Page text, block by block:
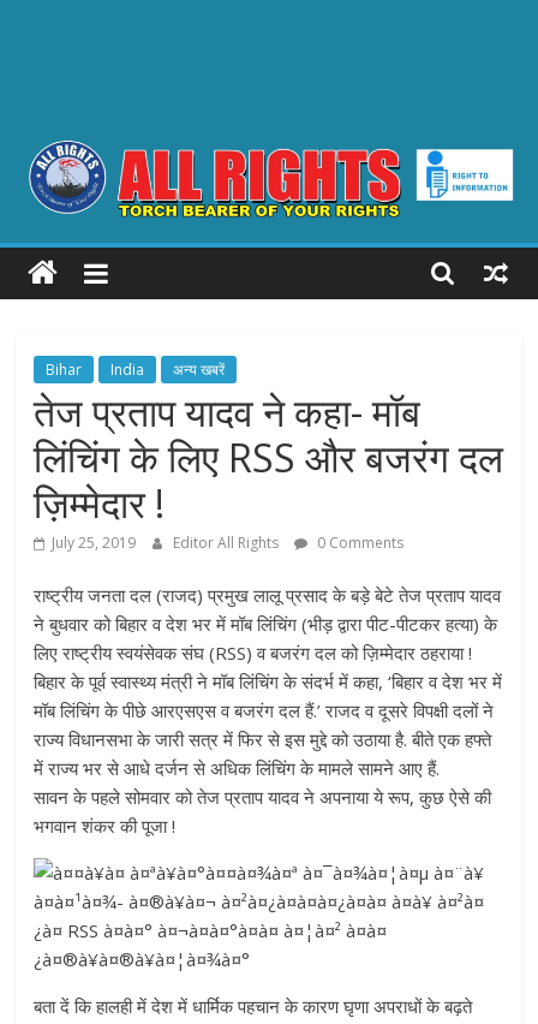
ALL
RIGHTS
Torch
Bearer
your
Rights
Bihar India अन्य खबरें
तेज प्रताप यादव ने कहा- मॉब
लिंचिंग के लिए RSS और बजरंग दल
ज़िम्मेदार !
July 25, 2019 Editor All Rights 0 Comments
राष्ट्रीय जनता दल (राजद) प्रमुख लालू प्रसाद के बड़े बेटे तेज प्रताप यादव
ने बुधवार को बिहार व देश भर में मॉब लिंचिंग (भीड़ द्वारा पीट-पीटकर हत्या) के
लिए राष्ट्रीय स्वयंसेवक संघ (RSS) व बजरंग दल को ज़िम्मेदार ठहराया !
बिहार के पूर्व स्वास्थ्य मंत्री ने मॉब लिंचिंग के संदर्भ में कहा, ‘बिहार व देश भर में
मॉब लिंचिंग के पीछे आरएसएस व बजरंग दल हैं.’ राजद व दूसरे विपक्षी दलों ने
राज्य विधानसभा के जारी सत्र में फिर से इस मुद्दे को उठाया है. बीते एक हफ्ते
में राज्य भर से आधे दर्जन से अधिक लिंचिंग के मामले सामने आए हैं.
सावन के पहले सोमवार को तेज प्रताप यादव ने अपनाया ये रूप, कुछ ऐसे की
भगवान शंकर की पूजा !
बता दें कि हालही में देश में धार्मिक पहचान के कारण घृणा अपराधों के बढ़ते